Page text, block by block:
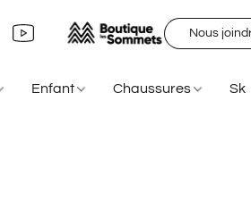
Nous
Enfant Chaussures